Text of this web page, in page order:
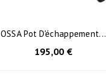
OSSA Pot D'échappement...
195,00 €